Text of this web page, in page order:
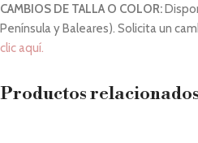
CAMBIOS DE TALLA O COLOR:
Península y Baleares). Solicita un
clic aquí.
Productos relacionados